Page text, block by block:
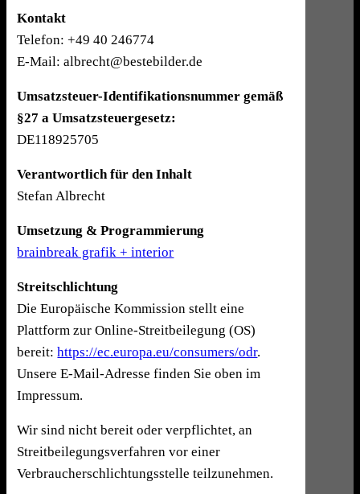
Kontakt
Telefon: +49 40 246774
E-Mail: albrecht@bestebilder.de
Umsatzsteuer-Identifikationsnummer gemäß
§27 a Umsatzsteuergesetz:
DE118925705
Verantwortlich für den Inhalt
Stefan Albrecht
Umsetzung & Programmierung
brainbreak grafik + interior
Streitschlichtung
Die Europäische Kommission stellt eine
Plattform zur Online-Streitbeilegung (OS)
bereit:https://ec.europa.eu/consumers/odr.
Unsere E-Mail-Adresse finden Sie oben im
Impressum.
Wir sind nicht bereit oder verpflichtet, an
Streitbeilegungsverfahren vor einer
Verbraucherschlichtungsstelle teilzunehmen.